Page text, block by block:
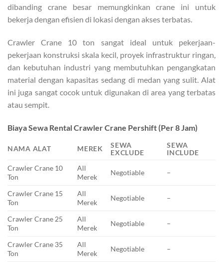
dibanding crane besar memungkinkan crane ini untuk
bekerja dengan efisien di lokasi dengan akses terbatas.
Crawler Crane 10 ton sangat ideal untuk pekerjaan-
pekerjaan konstruksi skala kecil, proyek infrastruktur ringan,
dan kebutuhan industri yang membutuhkan pengangkatan
material dengan kapasitas sedang di medan yang sulit. Alat
ini juga sangat cocok untuk digunakan di area yang terbatas
atau sempit.
Biaya Sewa Rental Crawler Crane Pershift (Per 8 Jam)
NAMA ALAT MEREK
SEWA
EXCLUDE
SEWA
INCLUDE
Crawler Crane 10
Ton
All
Merek
Negotiable –
Crawler Crane 15
Ton
All
Merek
Negotiable –
Crawler Crane 25
Ton
All
Merek
Negotiable –
Crawler Crane 35
Ton
All
Merek
Negotiable –